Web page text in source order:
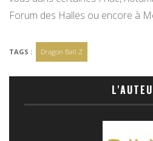
Forum des Halles ou encore à
TAGS : Dragon Ball Z